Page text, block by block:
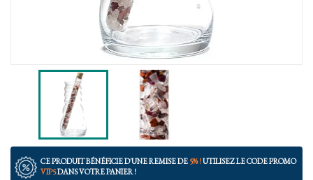
CE PRODUIT BÉNÉFICIE D'UNE REMISE DE 5% !UTILISEZ LE CODE PROMO
VIP5DANS VOTRE PANIER !